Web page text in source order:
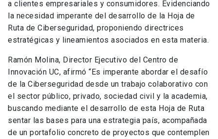
a clientes empresariales y consumidores. Evidenciando
la necesidad imperante del desarrollo de la Hoja de
Ruta de Ciberseguridad, proponiendo directrices
estratégicas y lineamientos asociados en esta materia.
Ramón Molina, Director Ejecutivo del Centro de
Innovación UC, afirmó “Es imperante abordar el desafío
de la Ciberseguridad desde un trabajo colaborativo con
el sector público, privado, sociedad civil y la academia,
buscando mediante el desarrollo de esta Hoja de Ruta
sentar las bases para una estrategia país, acompañada
de un portafolio concreto de proyectos que contemplen